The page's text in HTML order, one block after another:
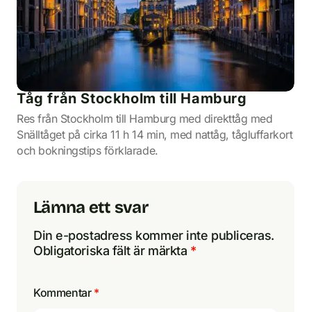
Tåg från Stockholm till Hamburg
Res från Stockholm till Hamburg med direkttåg med
Snälltåget på cirka 11 h 14 min, med nattåg, tågluffarkort
och bokningstips förklarade.
Lämna ett svar
Din e-postadress kommer inte publiceras.
Obligatoriska fält är märkta *
Kommentar *